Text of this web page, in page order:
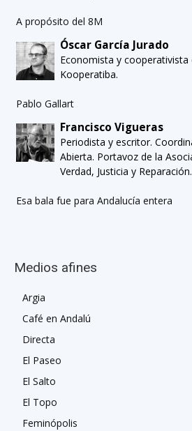
A propósito del 8M
Óscar García Jurado
Economista y cooperativista
Kooperatiba.
Pablo Gallart
Francisco Vigueras
Periodista y escritor.
Abierta. Portavoz de la
Verdad, Justicia y Reparación.
Esa bala fue para Andalucía entera
Medios afines
Argia
Café en Andalú
Directa
El Paseo
El Salto
El Topo
Feminópolis